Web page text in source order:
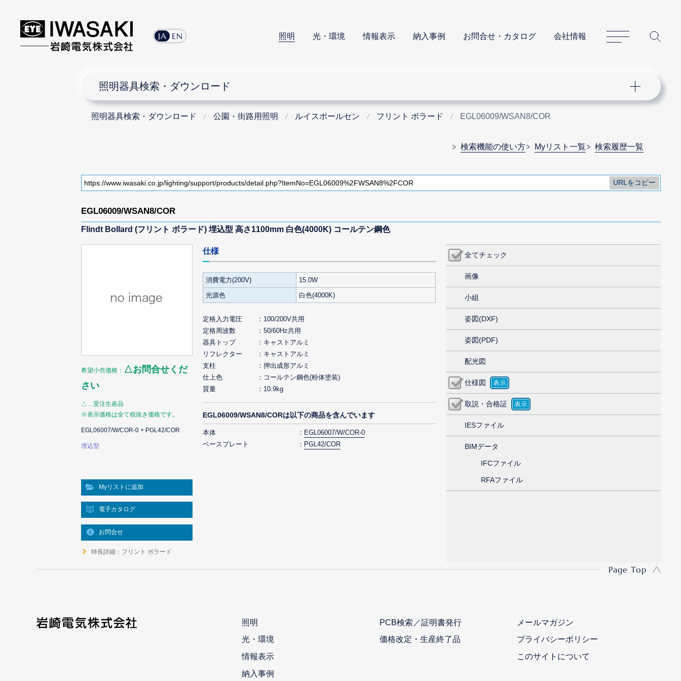
JA EN 照明 光・環境 情報表示 納入事例 お問合せ・カタログ 会社情報
サイトマップ
照明器具検索・ダウンロード
照明器具検索・ダウンロード 公園・街路用照明 ルイスポールセン フリント ボラード EGL06009/WSAN8/COR
検索機能の使い方 Myリスト一覧 検索履歴一覧
EGL06009/WSAN8/COR
Flindt Bollard (フリント ボラード) 埋込型 高さ1100mm 白色(4000K) コールテン鋼色
希望小売価格： △お問合せくだ
さい
△…受注生産品
※表示価格は全て税抜き価格です。
EGL06007/W/COR-0 + PGL42/COR
埋込型
Myリストに追加
電子カタログ
お問合せ
特長詳細：フリント ボラード
全てチェック
画像
小組
姿図(DXF)
姿図(PDF)
配光図
仕様図
取説・合格証
IESファイル
BIMデータ
IFCファイル
RFAファイル
仕様
消費電力(200V)
15.0W
光源色
白色(4000K)
定格入力電圧
100/200V共用
定格周波数
50/60Hz共用
器具トップ
キャストアルミ
リフレクター
キャストアルミ
支柱
押出成形アルミ
仕上色
コールテン鋼色(粉体塗装)
質量
10.9kg
EGL06009/WSAN8/CORは以下の商品を含んでいます
本体
EGL06007/W/COR-0
ベースプレート
PGL42/COR
Page Top
照明
光・環境
情報表示
納入事例
PCB検索／証明書発行
価格改定・生産終了品
メールマガジン
プライバシーポリシー
このサイトについて